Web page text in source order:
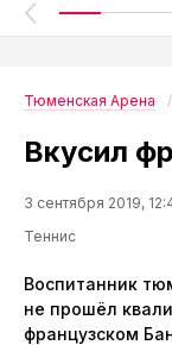
Тюменская Арена
Вкусил
3 сентября 2019,
Теннис
Воспитанник
не прошёл
французском